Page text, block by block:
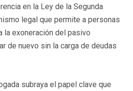
en la Ley de la Segunda
legal que permite a personas
la exoneración del pasivo
de nuevo sin la carga de deudas
subraya el papel clave que